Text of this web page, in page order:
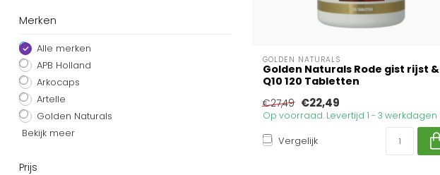
Merken
Alle merken
APB Holland
Arkocaps
Artelle
Golden Naturals
Bekijk meer
Prijs
GOLDEN NATURALS
Golden Naturals Rode gist rijst &
Q10 120 Tabletten
€27,49 €22,49
Op voorraad. Levertijd 1 - 3 werkdagen
Vergelijk